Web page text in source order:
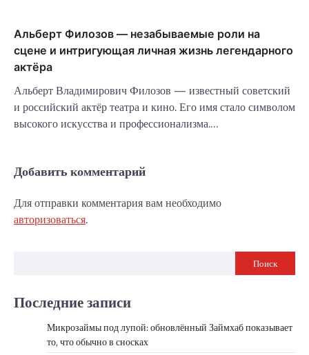
Альберт Филозов — незабываемые роли на
сцене и интригующая личная жизнь легендарного
актёра
Альберт Владимирович Филозов — известный советский
и российский актёр театра и кино. Его имя стало символом
высокого искусства и профессионализма.…
Добавить комментарий
Для отправки комментария вам необходимо
авторизоваться.
Поиск
Последние записи
Микрозаймы под лупой: обновлённый Займхаб показывает
то, что обычно в сносках